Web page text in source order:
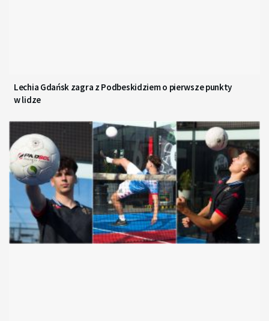
Lechia Gdańsk zagra z Podbeskidziem o pierwsze punkty
w lidze